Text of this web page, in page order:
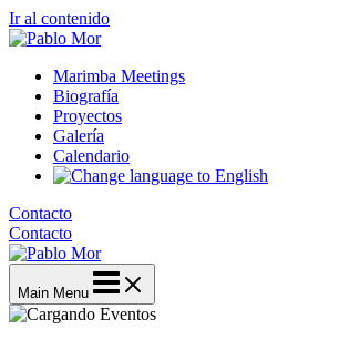
Ir al contenido
Marimba Meetings
Biografía
Proyectos
Galería
Calendario
Contacto
Contacto
Main Menu